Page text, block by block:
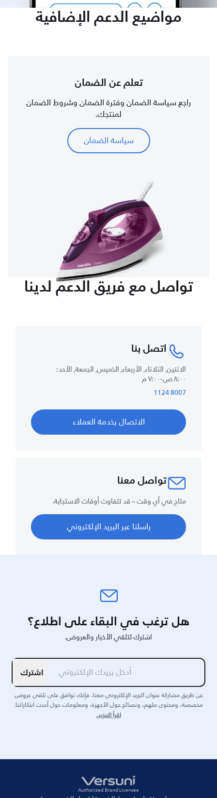
مواضيع الدعم الإضافية
تعلم عن الضمان
راجع سياسة الضمان وفترة الضمان وشروط الضمان
لمنتجك.
سياسة الضمان
تواصل مع فريق الدعم لدينا
اتصل بنا
الاثنين, الثلاثاء, الأربعاء, الخميس, الجمعة, الأحد :
٨:٠٠ ص-٧:٠٠ م
8007 1124
الاتصال بخدمة العملاء
تواصل معنا
متاح في أي وقت – قد تتفاوت أوقات الاستجابة.
راسلنا عبر البريد الإلكتروني
هل ترغب في البقاء على اطلاع؟
اشترك لتلقي الأخبار والعروض.
اشترك
عن طريق مشاركة عنوان البريد الإلكتروني معنا، فإنك توافق على تلقي عروض
مخصصة، ومحتوى ملهم، ونصائح حول الأجهزة، ومعلومات حول أحدث ابتكاراتنا.
اقرأ المزيد.
Authorized Brand Licensee